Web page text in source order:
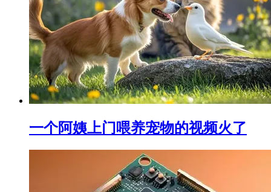
一个阿姨上门喂养宠物的视频火了